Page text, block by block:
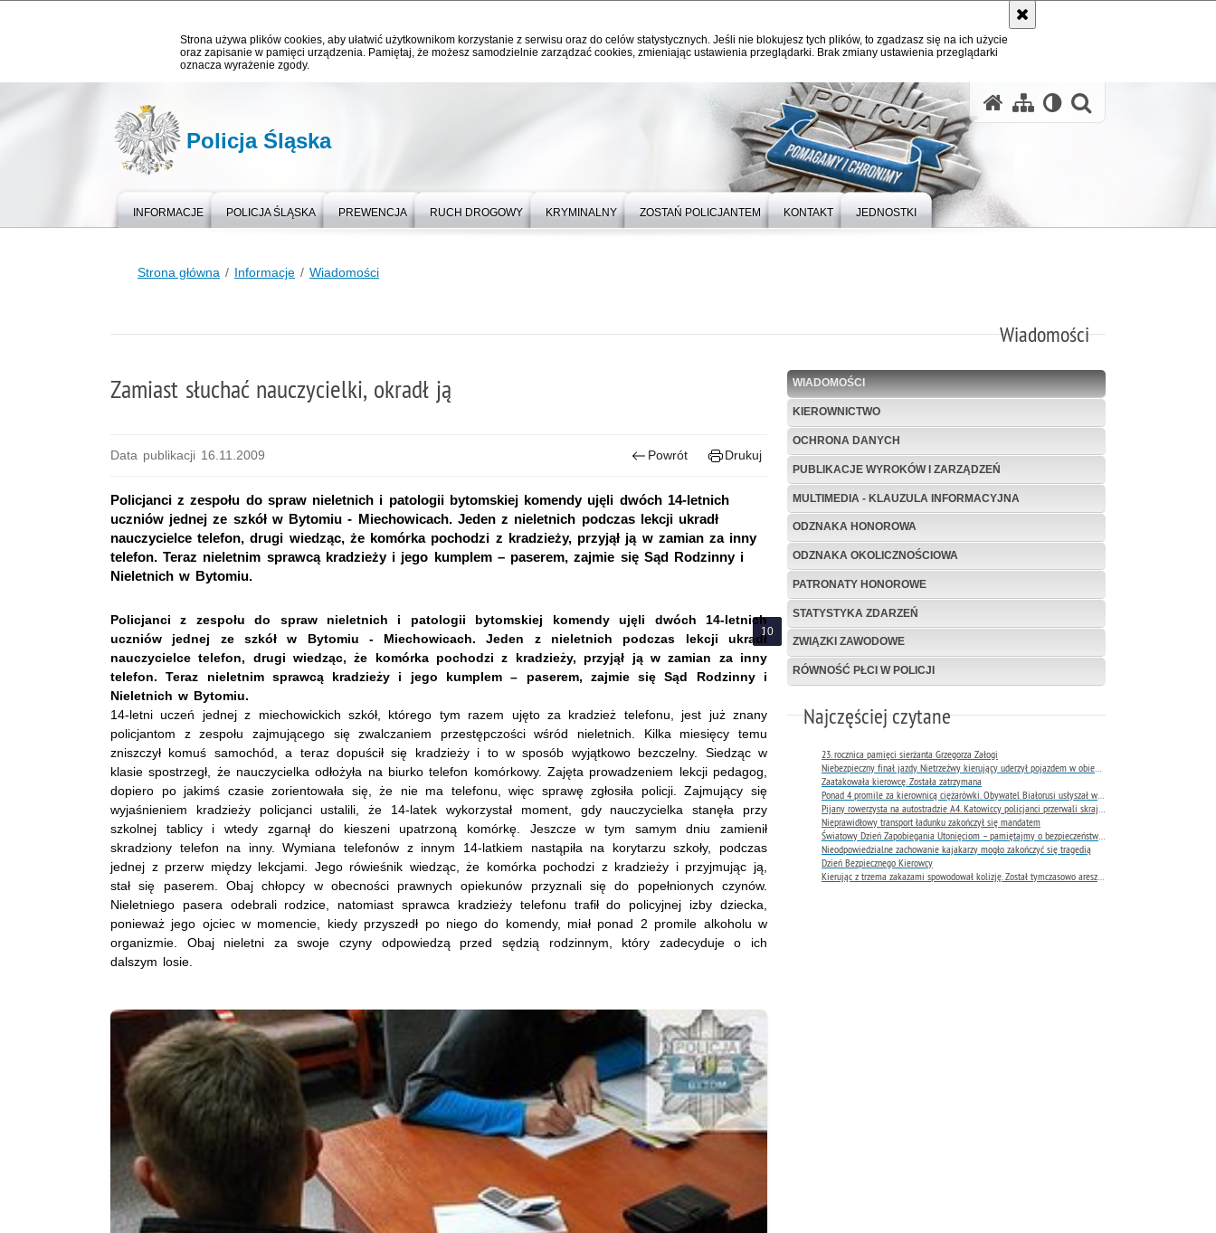
Strona używa plików cookies, aby ułatwić użytkownikom korzystanie z serwisu oraz do celów statystycznych. Jeśli nie blokujesz tych plików, to zgadzasz się na ich użycie
oraz zapisanie w pamięci urządzenia. Pamiętaj, że możesz samodzielnie zarządzać cookies, zmieniając ustawienia przeglądarki. Brak zmiany ustawienia przeglądarki
oznacza wyrażenie zgody.
Policja Śląska
INFORMACJE POLICJA ŚLĄSKA PREWENCJA RUCH DROGOWY KRYMINALNY ZOSTAŃ POLICJANTEM KONTAKT JEDNOSTKI
Strona główna Informacje Wiadomości
Wiadomości
WIADOMOŚCI
KIEROWNICTWO
OCHRONA DANYCH
PUBLIKACJE WYROKÓW I ZARZĄDZEŃ
MULTIMEDIA - KLAUZULA INFORMACYJNA
ODZNAKA HONOROWA
ODZNAKA OKOLICZNOŚCIOWA
PATRONATY HONOROWE
STATYSTYKA ZDARZEŃ
ZWIĄZKI ZAWODOWE
RÓWNOŚĆ PŁCI W POLICJI
Najczęściej czytane
23. rocznica pamięci sierżanta Grzegorza Załogi
Zaatakowała kierowcę. Została zatrzymana
Nieprawidłowy transport ładunku zakończył się mandatem
Nieodpowiedzialne zachowanie kajakarzy mogło zakończyć się tragedią
Dzień Bezpiecznego Kierowcy
Zamiast słuchać nauczycielki, okradł ją
Data publikacji 16.11.2009 Powrót Drukuj
Policjanci z zespołu do spraw nieletnich i patologii bytomskiej komendy ujęli dwóch 14-letnich
uczniów jednej ze szkół w Bytomiu - Miechowicach. Jeden z nieletnich podczas lekcji ukradł
nauczycielce telefon, drugi wiedząc, że komórka pochodzi z kradzieży, przyjął ją w zamian za inny
telefon. Teraz nieletnim sprawcą kradzieży i jego kumplem – paserem, zajmie się Sąd Rodzinny i
Nieletnich w Bytomiu.
Policjanci z zespołu do spraw nieletnich i patologii bytomskiej komendy ujęli dwóch 14-letnich
uczniów jednej ze szkół w Bytomiu - Miechowicach. Jeden z nieletnich podczas lekcji ukradł
nauczycielce telefon, drugi wiedząc, że komórka pochodzi z kradzieży, przyjął ją w zamian za inny
telefon. Teraz nieletnim sprawcą kradzieży i jego kumplem – paserem, zajmie się Sąd Rodzinny i
Nieletnich w Bytomiu.
14-letni uczeń jednej z miechowickich szkół, którego tym razem ujęto za kradzież telefonu, jest już znany
policjantom z zespołu zajmującego się zwalczaniem przestępczości wśród nieletnich. Kilka miesięcy temu
zniszczył komuś samochód, a teraz dopuścił się kradzieży i to w sposób wyjątkowo bezczelny. Siedząc w
klasie spostrzegł, że nauczycielka odłożyła na biurko telefon komórkowy. Zajęta prowadzeniem lekcji pedagog,
dopiero po jakimś czasie zorientowała się, że nie ma telefonu, więc sprawę zgłosiła policji. Zajmujący się
wyjaśnieniem kradzieży policjanci ustalili, że 14-latek wykorzystał moment, gdy nauczycielka stanęła przy
szkolnej tablicy i wtedy zgarnął do kieszeni upatrzoną komórkę. Jeszcze w tym samym dniu zamienił
skradziony telefon na inny. Wymiana telefonów z innym 14-latkiem nastąpiła na korytarzu szkoły, podczas
jednej z przerw między lekcjami. Jego rówieśnik wiedząc, że komórka pochodzi z kradzieży i przyjmując ją,
stał się paserem. Obaj chłopcy w obecności prawnych opiekunów przyznali się do popełnionych czynów.
Nieletniego pasera odebrali rodzice, natomiast sprawca kradzieży telefonu trafił do policyjnej izby dziecka,
ponieważ jego ojciec w momencie, kiedy przyszedł po niego do komendy, miał ponad 2 promile alkoholu w
organizmie. Obaj nieletni za swoje czyny odpowiedzą przed sędzią rodzinnym, który zadecyduje o ich
dalszym losie.